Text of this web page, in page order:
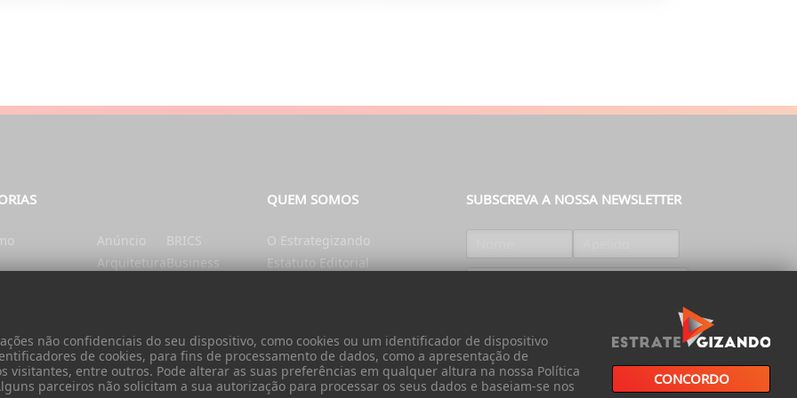
não confidenciais do seu dispositivo, como cookies ou um identificador de dispositivo
de cookies, para fins de processamento de dados, como a apresentação de
visitantes, entre outros. Pode alterar as suas preferências em qualquer altura na nossa Política
parceiros não solicitam a sua autorização para processar os seus dados e baseiam-se nos CONCORDO
Anúncio
Arquitetura
BRICS
Business
Cidadania
QUEM SOMOS
O Estrategizando
Estatuto Editorial
SUBSCREVA A NOSSA NEWSLETTER
SUBSCREVER